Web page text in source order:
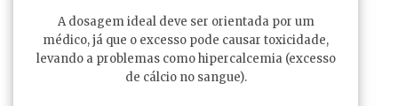
A dosagem ideal deve ser orientada por um
médico, já que o excesso pode causar toxicidade,
levando a problemas como hipercalcemia (excesso
de cálcio no sangue).